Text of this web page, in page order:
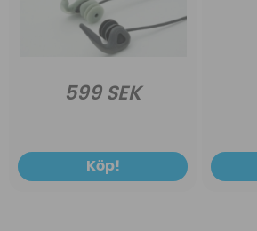
599 SEK
Köp!